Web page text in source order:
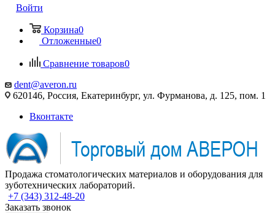
Войти
Корзина0
Отложенные0
Сравнение товаров0
dent@averon.ru
620146, Россия, Екатеринбург, ул. Фурманова, д. 125, пом. 1
Вконтакте
Продажа стоматологических материалов и оборудования для
зуботехнических лабораторий.
+7 (343) 312-48-20
Заказать звонок